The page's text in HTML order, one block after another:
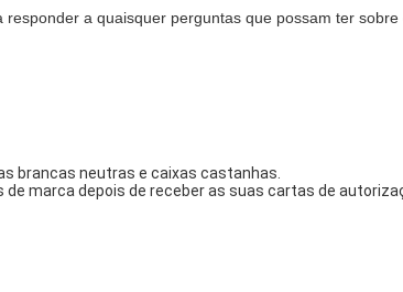
a quaisquer perguntas que possam ter sobre
brancas neutras e caixas castanhas.
marca depois de receber as suas cartas de